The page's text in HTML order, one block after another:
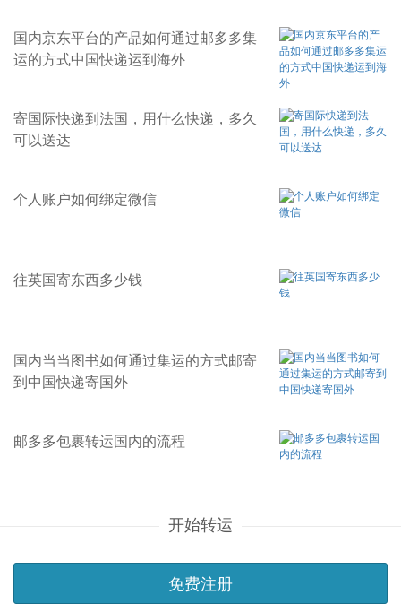
国内京东平台的产品如何通过邮多多集
运的方式中国快递运到海外
寄国际快递到法国，用什么快递，多久
可以送达
个人账户如何绑定微信
往英国寄东西多少钱
国内当当图书如何通过集运的方式邮寄
到中国快递寄国外
邮多多包裹转运国内的流程
开始转运
免费注册